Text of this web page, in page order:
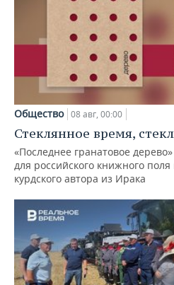
Общество 08 авг, 00:00
Стеклянное время,
«Последнее гранатовое
для российского книжного
курдского автора из Ирака